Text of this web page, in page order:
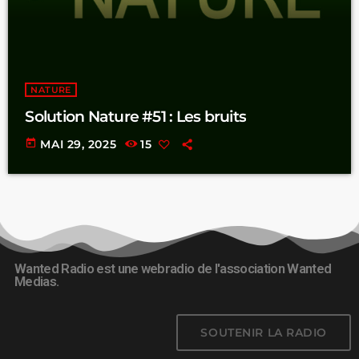
NATURE
Solution Nature #51 : Les bruits
today MAI 29, 2025 15
Wanted Radio est une webradio de l'association Wanted
Medias.
SOUTENIR LA RADIO